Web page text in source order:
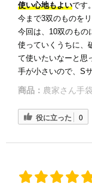
使い心地もよいです。
今まで3双のものを
今回は、10双のもの
使っていくうちに、
て使いたいなーと思
手が小さいので、S
商品： 農家さん手
役に立った 0